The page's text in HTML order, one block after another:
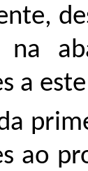
na
a
ao